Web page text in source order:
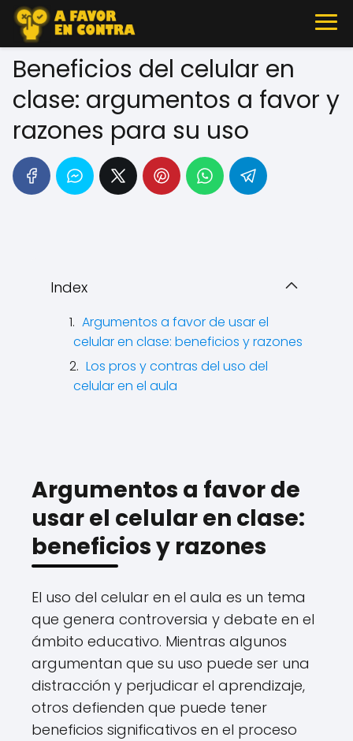
Beneficios del celular en
clase: argumentos a favor y
razones para su uso
Index
Argumentos a favor de usar el
celular en clase: beneficios y razones
Los pros y contras del uso del
celular en el aula
Argumentos a favor de
usar el celular en clase:
beneficios y razones
El uso del celular en el aula es un tema
que genera controversia y debate en el
ámbito educativo. Mientras algunos
argumentan que su uso puede ser una
distracción y perjudicar el aprendizaje,
otros defienden que puede tener
beneficios significativos en el proceso